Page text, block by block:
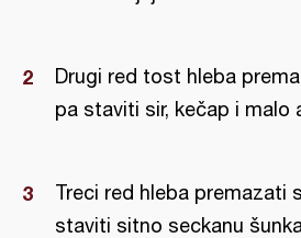
Drugi red tost hleba
pa staviti sir, kečap i malo
Treci red hleba premazati
staviti sitno seckanu